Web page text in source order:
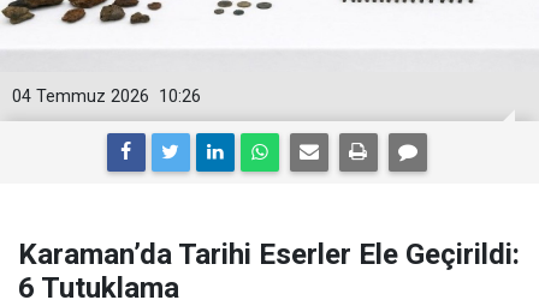
10:26
04 Temmuz 2026
Karaman’da Tarihi Eserler Ele Geçirildi:
6 Tutuklama